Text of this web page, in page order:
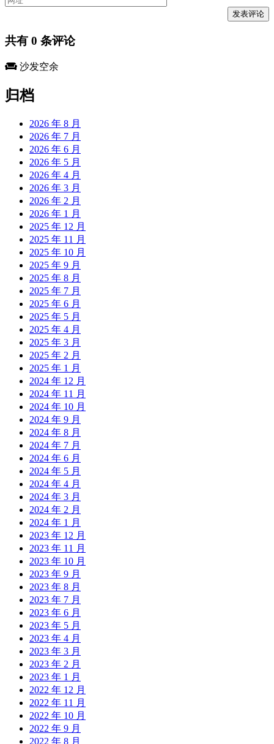
共有 0 条评论
沙发空余
归档
2026 年 8 月
2026 年 7 月
2026 年 6 月
2026 年 5 月
2026 年 4 月
2026 年 3 月
2026 年 2 月
2026 年 1 月
2025 年 12 月
2025 年 11 月
2025 年 10 月
2025 年 9 月
2025 年 8 月
2025 年 7 月
2025 年 6 月
2025 年 5 月
2025 年 4 月
2025 年 3 月
2025 年 2 月
2025 年 1 月
2024 年 12 月
2024 年 11 月
2024 年 10 月
2024 年 9 月
2024 年 8 月
2024 年 7 月
2024 年 6 月
2024 年 5 月
2024 年 4 月
2024 年 3 月
2024 年 2 月
2024 年 1 月
2023 年 12 月
2023 年 11 月
2023 年 10 月
2023 年 9 月
2023 年 8 月
2023 年 7 月
2023 年 6 月
2023 年 5 月
2023 年 4 月
2023 年 3 月
2023 年 2 月
2023 年 1 月
2022 年 12 月
2022 年 11 月
2022 年 10 月
2022 年 9 月
2022 年 8 月